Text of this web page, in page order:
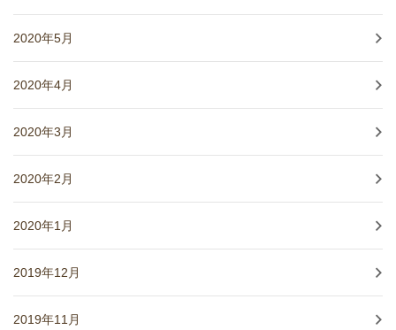
2020年5月
2020年4月
2020年3月
2020年2月
2020年1月
2019年12月
2019年11月